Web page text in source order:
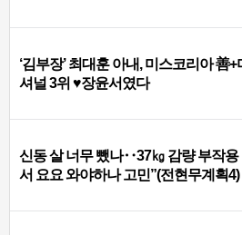
‘김부장’ 최대훈 아내, 미스코리아 善
셔널 3위 ♥장윤서였다
신동 살 너무 뺐나‥37㎏ 감량 부작용
서 요요 와야하나 고민”(전현무계획4)